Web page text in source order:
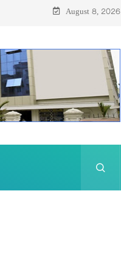
August 8, 2026